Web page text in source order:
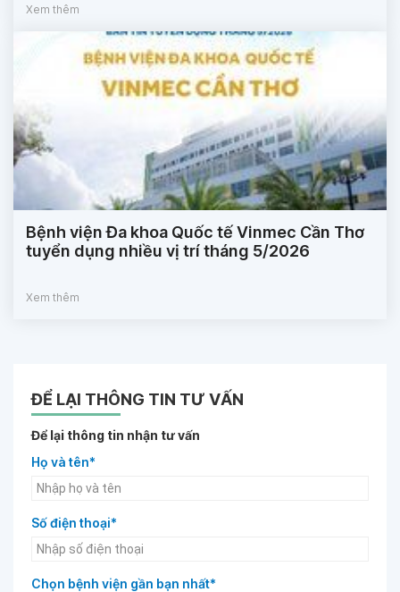
Xem thêm
Bệnh viện Đa khoa Quốc tế Vinmec Cần Thơ
tuyển dụng nhiều vị trí tháng 5/2026
Xem thêm
ĐỂ LẠI THÔNG TIN TƯ VẤN
Để lại thông tin nhận tư vấn
Họ và tên*
Số điện thoại*
Chọn bệnh viện gần bạn nhất*